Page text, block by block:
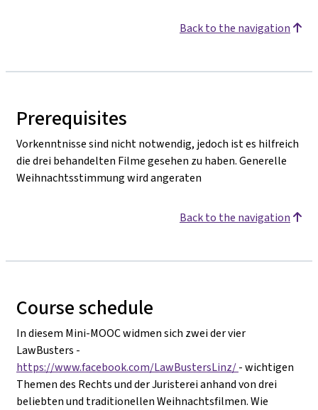
Back to the navigation
Prerequisites
Vorkenntnisse sind nicht notwendig, jedoch ist es hilfreich
die drei behandelten Filme gesehen zu haben. Generelle
Weihnachtsstimmung wird angeraten
Back to the navigation
Course schedule
In diesem Mini-MOOC widmen sich zwei der vier
LawBusters -
https://www.facebook.com/LawBustersLinz/- wichtigen
Themen des Rechts und der Juristerei anhand von drei
beliebten und traditionellen Weihnachtsfilmen. Wie